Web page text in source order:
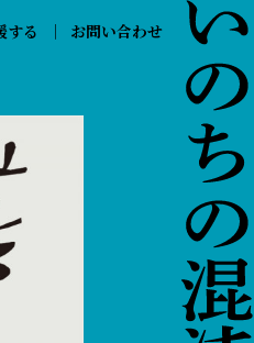
する お問い合わせ